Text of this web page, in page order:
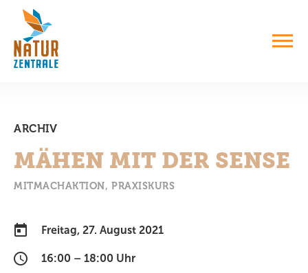
ARCHIV
MÄHEN MIT DER SENSE
MITMACHAKTION PRAXISKURS
Freitag, 27. August 2021
16:00 – 18:00 Uhr